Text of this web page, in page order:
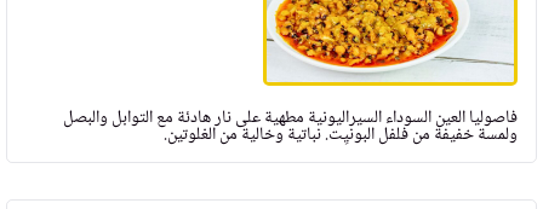
فاصوليا العين السوداء السيراليونية مطهية على نار هادئة مع التوابل والبصل
ولمسة خفيفة من فلفل البونيِت. نباتية وخالية من الغلوتين.